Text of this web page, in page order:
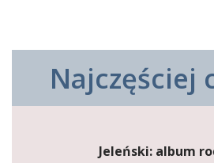
Najczęściej
Jeleński: album